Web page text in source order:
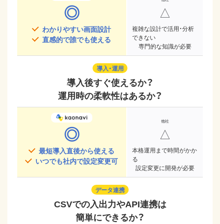
◎
わかりやすい画面設計
直感的で誰でも使える
△
複雑な設計で活用・分析
できない
専門的な知識が必要
導入・運用
導入後すぐ使えるか？
運用時の柔軟性はあるか？
◎
最短導入直後から使える
いつでも社内で設定変更可
△
本格運用まで時間がかか
る
設定変更に開発が必要
データ連携
CSVでの入出力やAPI連携は
簡単にできるか？